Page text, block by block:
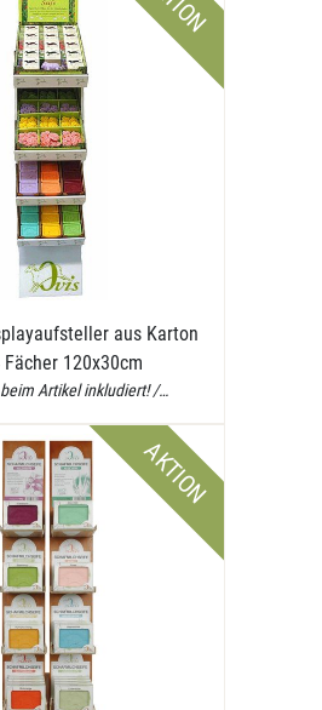
aus Karton
120x30cm
Artikel inkludiert! /…
AKTION